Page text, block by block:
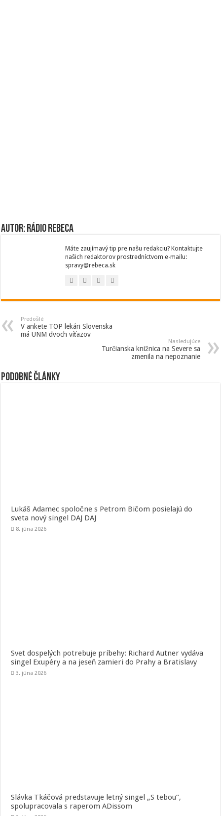
Autor: Rádio Rebeca
Máte zaujímavý tip pre našu redakciu? Kontaktujte
našich redaktorov prostredníctvom e-mailu:
spravy@rebeca.sk
Predošlé
V ankete TOP lekári Slovenska
má UNM dvoch víťazov
Nasledujúce
Turčianska knižnica na Severe sa
zmenila na nepoznanie
Podobné články
Lukáš Adamec spoločne s Petrom Bičom posielajú do
sveta nový singel DAJ DAJ
8. júna 2026
Svet dospelých potrebuje príbehy: Richard Autner vydáva
singel Exupéry a na jeseň zamieri do Prahy a Bratislavy
3. júna 2026
Slávka Tkáčová predstavuje letný singel „S tebou“,
spolupracovala s raperom ADissom